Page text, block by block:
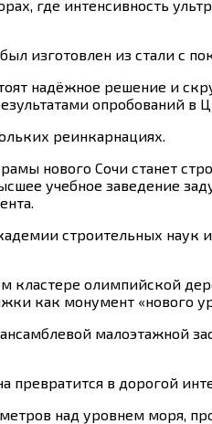
где интенсивность
изготовлен из стали с
надёжное решение и
опробований
реинкарнациях.
нового Сочи станет
учебное заведение
строительных наук
олимпийской
как монумент «нового
малоэтажной
в дорогой
над уровнем моря,